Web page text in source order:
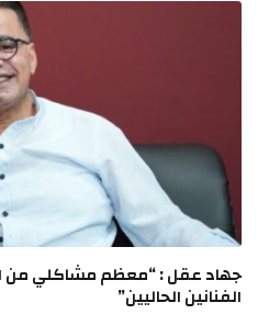
جهاد عقل : “معظم مشاكلي من
الفنانين الحاليين”